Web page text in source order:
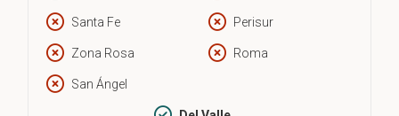
Santa Fe Perisur
Zona Rosa Roma
San Ángel